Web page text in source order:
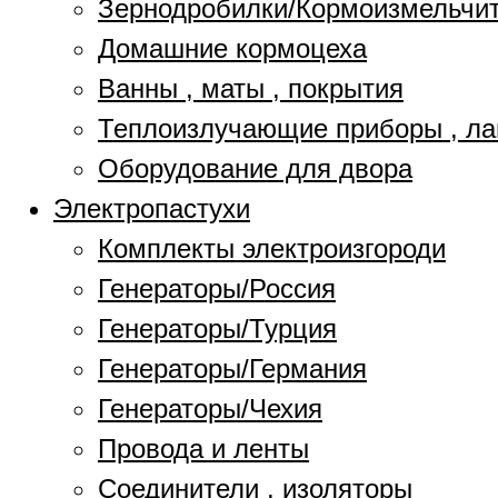
Зернодробилки/
Домашние кормоцеха
Ванны , маты , покрытия
Теплоизлучающие приборы ,
Оборудование для двора
Электропастухи
Комплекты электроизгороди
Генераторы/Россия
Генераторы/Турция
Генераторы/Германия
Генераторы/Чехия
Провода и ленты
Соединители , изоляторы